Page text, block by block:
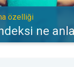
özelliği
ne